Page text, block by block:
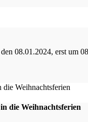
08.01.2024, erst
die Weihnachtsferien